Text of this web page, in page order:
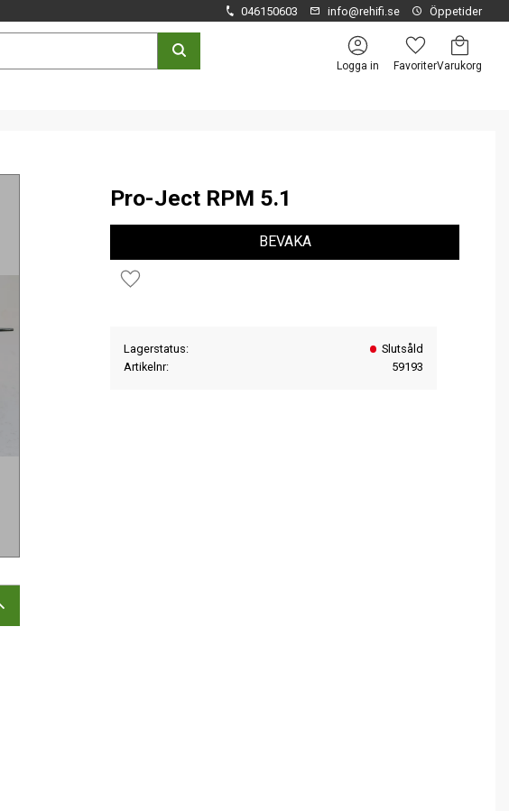
046150603 info@rehifi.se Öppetider
Logga in
Favoriter
Kundvagn
Pro-Ject RPM 5.1
Lägg till i favoriter
BEVAKA
Lagerstatus
Slutsåld
Artikelnr
59193